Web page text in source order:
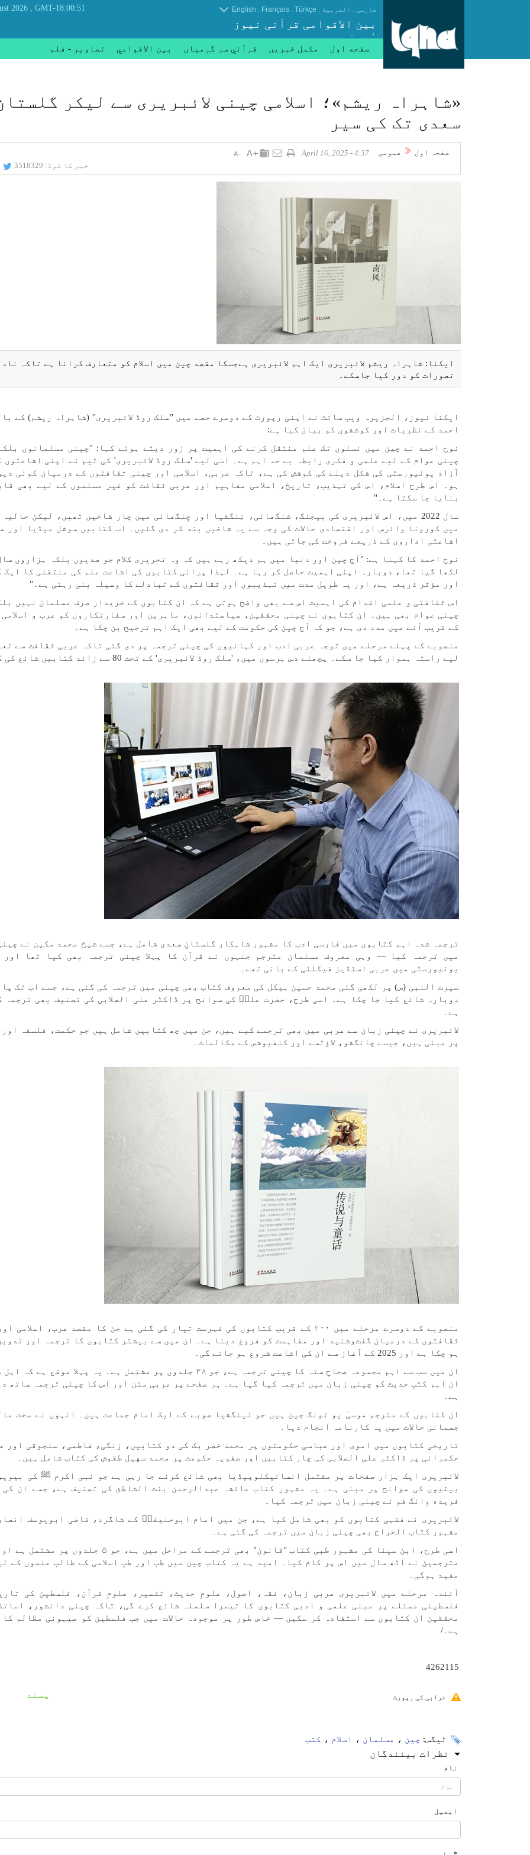
GMT-18:00:51
, Friday 07 August 2026 فارسی . العربیة .
Türkçe
.
Français
.
English
بین الاقوامی قرآنی نیوز
ایجنسی
صفحه اول مکمل خبریں قرآني سر گرمياں بين الاقوامي تصاوير - فلم
«شاہراہ ریشم»؛ اسلامی چینی لائبریری سے لیکر
سعدی تک کی سیر
صفحہ اول عمومی
4:37 - April 16, 2025
خبر کا کوڈ: 3518329
ایکنا: شاہراہ ریشم لائبریری ایک اہم لائبریری ہےجسکا مقصد چین میں اسلام کو متعارف کرانا ہے تاکہ
تصورات کو دور کیا جاسکے۔
ایکنا نیوز، الجزیرہ ویب سائٹ نے اپنی رپورٹ کے دوسرے حصے میں "سلک روڈ لائبریری" (شاہراہ ریشم) کے
احمد کے نظریات اور کوششوں کو بیان کیا ہے:
نوح احمد نے چین میں نسلوں تک علم منتقل کرنے کی اہمیت پر زور دیتے ہوئے کہا: "چینی مسلمانوں
چینی عوام کے لیے علمی و فکری رابطہ بے حد اہم ہے۔ اسی لیے 'سلک روڈ لائبریری' کی ٹیم نے اپنی اشاعتوں
آزاد یونیورسٹی کی شکل دینے کی کوشش کی ہے، تاکہ عربی، اسلامی اور چینی ثقافتوں کے درمیان کوئی
ہو۔ اس طرح اسلام، اس کی تہذیب، تاریخ، اسلامی مفاہیم اور عربی ثقافت کو غیر مسلموں کے لیے بھی
بنایا جا سکتا ہے۔"
سال 2022 میں، اس لائبریری کی بیجنگ، شنگھائی، نِنگشیا اور چِنگھائی میں چار شاخیں تھیں، لیکن
میں کورونا وائرس اور اقتصادی حالات کی وجہ سے یہ شاخیں بند کر دی گئیں۔ اب کتابیں سوشل میڈیا اور
اشاعتی اداروں کے ذریعے فروخت کی جاتی ہیں۔
نوح احمد کا کہنا ہے: "آج چین اور دنیا میں ہم دیکھ رہے ہیں کہ وہ تحریری کلام جو صدیوں بلکہ ہزاروں
لکھا گیا تھا، دوبارہ اپنی اہمیت حاصل کر رہا ہے۔ لہٰذا پرانی کتابوں کی اشاعت علم کی منتقلی کا ایک
اور مؤثر ذریعہ ہے، اور یہ طویل مدت میں تہذیبوں اور ثقافتوں کے تبادلے کا وسیلہ بنی رہتی ہے۔"
اس ثقافتی و علمی اقدام کی اہمیت اس سے بھی واضح ہوتی ہے کہ ان کتابوں کے خریدار صرف مسلمان نہیں
چینی عوام بھی ہیں۔ ان کتابوں نے چینی محققین، سیاستدانوں، ماہرین اور سفارتکاروں کو عرب و
کے قریب آنے میں مدد دی ہے، جو کہ آج چین کی حکومت کے لیے بھی ایک اہم ترجیح بن چکا ہے۔
منصوبے کے پہلے مرحلے میں توجہ عربی ادب اور کہانیوں کی چینی ترجمہ پر دی گئی تاکہ عربی ثقافت سے
لیے راستہ ہموار کیا جا سکے۔ پچھلے دس برسوں میں، 'سلک روڈ لائبریری' کے تحت 80 سے زائد کتابیں شائع کی گئیں۔
ترجمہ شدہ اہم کتابوں میں فارسی ادب کا مشہور شاہکار گلستانِ سعدی شامل ہے، جسے شیخ محمد مکین نے
میں ترجمہ کیا — وہی معروف مسلمان مترجم جنہوں نے قرآن کا پہلا چینی ترجمہ بھی کیا تھا اور
یونیورسٹی میں عربی اسٹڈیز فیکلٹی کے بانی تھے۔
سیرت النبی (ص) پر لکھی گئی محمد حسین ہیکل کی معروف کتاب بھی چینی میں ترجمہ کی گئی ہے، جسے اب تک
دوبارہ شائع کیا جا چکا ہے۔ اسی طرح، حضرت علیؑ کی سوانح پر ڈاکٹر علی الصلابی کی تصنیف بھی ترجمہ
ہے۔
لائبریری نے چینی زبان سے عربی میں بھی ترجمے کیے ہیں، جن میں چھ کتابیں شامل ہیں جو حکمت، فلسفہ اور
پر مبنی ہیں، جیسے چانگشو، لاؤتسے اور کنفیوشس کے مکالمات۔
منصوبے کے دوسرے مرحلے میں ۲۰۰ کے قریب کتابوں کی فہرست تیار کی گئی ہے جن کا مقصد عرب، اسلامی
ثقافتوں کے درمیان گفت‌و‌شنید اور مفاہمت کو فروغ دینا ہے۔ ان میں سے بیشتر کتابوں کا ترجمہ اور
ہو چکا ہے اور 2025 کے آغاز سے ان کی اشاعت شروع ہو جائے گی۔
ان میں سب سے اہم مجموعہ صحاحِ ستہ کا چینی ترجمہ ہے، جو ۳۸ جلدوں پر مشتمل ہے۔ یہ پہلا موقع
ان اہم کتبِ حدیث کو چینی زبان میں ترجمہ کیا گیا ہے۔ ہر صفحے پر عربی متن اور اس کا چینی ترجمہ ساتھ
ہے۔
ان کتابوں کے مترجم موسیٰ یو تونگ جین ہیں جو نینگشیا صوبے کے ایک امام جماعت ہیں۔ انہوں نے سخت
جسمانی حالات میں یہ کارنامہ انجام دیا۔
تاریخی کتابوں میں اموی اور عباسی حکومتوں پر محمد خضر بک کی دو کتابیں، زنگی، فاطمی، سلجوقی اور
حکمرانی پر ڈاکٹر علی الصلابی کی چار کتابیں اور صفویہ حکومت پر محمد سهیل طقوش کی کتاب شامل ہیں۔
لائبریری ایک ہزار صفحات پر مشتمل انسائیکلوپیڈیا بھی شائع کرنے جا رہی ہے جو نبی اکرم ﷺ کی
بیٹیوں کی سوانح پر مبنی ہے۔ یہ مشہور کتاب عائشہ عبدالرحمن بنت الشاطئ کی تصنیف ہے، جسے ان کی
فریده وانگ فو نے چینی زبان میں ترجمہ کیا۔
لائبریری نے فقہی کتابوں کو بھی شامل کیا ہے، جن میں امام ابوحنیفہؒ کے شاگرد، قاضی ابویوسف
مشہور کتاب الخراج بھی چینی زبان میں ترجمہ کی گئی ہے۔
اسی طرح، ابن سینا کی مشہور طبی کتاب "قانون" بھی ترجمے کے مراحل میں ہے، جو ۵
مترجمین نے آٹھ سال میں اس پر کام کیا۔ امید ہے یہ کتاب چین میں طب اور طبِ اسلامی کے طالب علموں کے
مفید ہوگی۔
آئندہ مرحلے میں لائبریری عربی زبان، فقہ، اصول، علومِ حدیث، تفسیر، علومِ قرآن، فلسطین کی
فلسطینی مسئلے پر مبنی علمی و ادبی کتابوں کا تیسرا سلسلہ شائع کرے گی، تاکہ چینی دانشور،
محققین ان کتابوں سے استفادہ کر سکیں — خاص طور پر موجودہ حالات میں جب فلسطین کو صیہونی مظالم کا
ہے۔/
4262115
پسند خرابی کی رپورٹ
ٹیگس: چین ، مسلمان ، اسلام ، کتب
نظرات بینندگان
نام
ایمیل